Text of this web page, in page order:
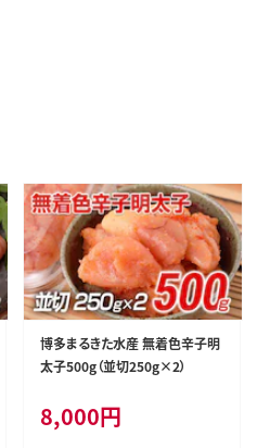
博多まるきた水産 無着色辛子明
太子500g（並切250g×2）
8,000円